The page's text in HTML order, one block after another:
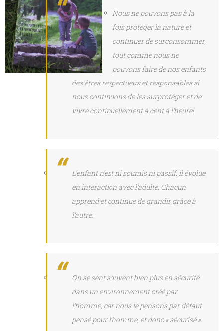
Nous ne pouvons pas à la
fois protéger la nature et
continuer de surconsommer,
tout comme nous ne
pouvons faire de nos enfants
des êtres respectueux et responsables si
nous continuons de les surprotéger et de
vivre continuellement à cent à l’heure!
L’enfant n’est ni soumis ni passif, il évolue
en interaction avec l’adulte. Chacun
apprend et continue de grandir grâce à
l’autre.
On se sent souvent bien plus en sécurité
dans un environnement créé par
l’homme, car nous le pensons par défaut
pensé pour l’homme, et donc « sécurisé ».